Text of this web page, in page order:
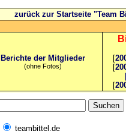
zurück zur Startseite "Team
Berichte der Mitglieder
(ohne Fotos)
[
[
[
teambittel.de